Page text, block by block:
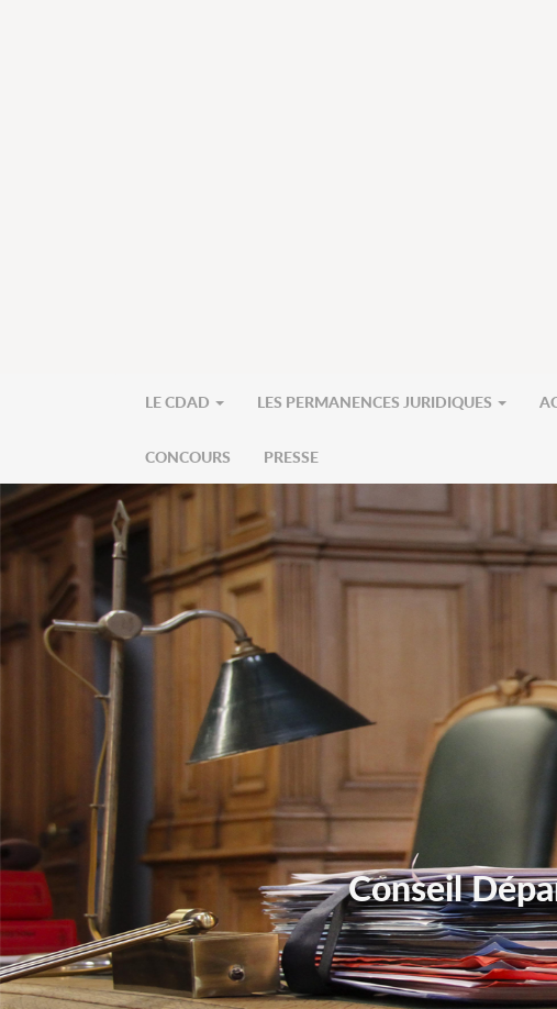
LE CDAD LES PERMANENCES JURIDIQUES
CONCOURS PRESSE
Conseil